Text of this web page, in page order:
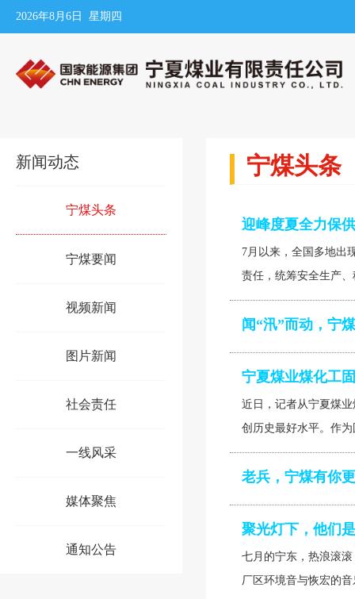
2026年8月6日 星期四
新闻动态
宁煤头条
宁煤要闻
视频新闻
图片新闻
社会责任
一线风采
媒体聚焦
通知公告
宁煤头条
迎峰度夏全力保
7月以来，全国多地出
责任，统筹安全生产
闻“汛”而动，宁
宁夏煤业煤化工
近日，记者从宁夏煤
创历史最好水平。作
老兵，宁煤有你
聚光灯下，他们
七月的宁东，热浪滚
厂区环境音与恢宏的